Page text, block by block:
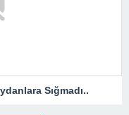
Sığmadı..